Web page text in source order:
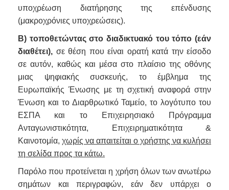
υποχρέωση διατήρησης της επένδυσης
(μακροχρόνιες υποχρεώσεις).
Β) τοποθετώντας στο διαδικτυακό του τόπο (εάν
διαθέτει), σε θέση που είναι ορατή κατά την είσοδο
σε αυτόν, καθώς και μέσα στο πλαίσιο της οθόνης
μιας ψηφιακής συσκευής, το έμβλημα της
Ευρωπαϊκής Ένωσης με τη σχετική αναφορά στην
Ένωση και το Διαρθρωτικό Ταμείο, το λογότυπο του
ΕΣΠΑ και το Επιχειρησιακό Πρόγραμμα
Ανταγωνιστικότητα, Επιχειρηματικότητα &
Καινοτομία, χωρίς να απαιτείται ο χρήστης να κυλήσει
τη σελίδα προς τα κάτω.
Παρόλο που προτείνεται η χρήση όλων των ανωτέρω
σημάτων και περιγραφών, εάν δεν υπάρχει ο